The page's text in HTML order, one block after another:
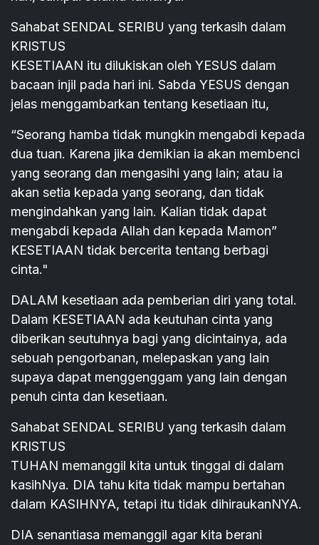
Sahabat SENDAL SERIBU yang terkasih dalam
KRISTUS
KESETIAAN itu dilukiskan oleh YESUS dalam
bacaan injil pada hari ini. Sabda YESUS dengan
jelas menggambarkan tentang kesetiaan itu,
“Seorang hamba tidak mungkin mengabdi kepada
dua tuan. Karena jika demikian ia akan membenci
yang seorang dan mengasihi yang lain; atau ia
akan setia kepada yang seorang, dan tidak
mengindahkan yang lain. Kalian tidak dapat
mengabdi kepada Allah dan kepada Mamon”
KESETIAAN tidak bercerita tentang berbagi
cinta."
DALAM kesetiaan ada pemberian diri yang total.
Dalam KESETIAAN ada keutuhan cinta yang
diberikan seutuhnya bagi yang dicintainya, ada
sebuah pengorbanan, melepaskan yang lain
supaya dapat menggenggam yang lain dengan
penuh cinta dan kesetiaan.
Sahabat SENDAL SERIBU yang terkasih dalam
KRISTUS
TUHAN memanggil kita untuk tinggal di dalam
kasihNya. DIA tahu kita tidak mampu bertahan
dalam KASIHNYA, tetapi itu tidak dihiraukanNYA.
DIA senantiasa memanggil agar kita berani